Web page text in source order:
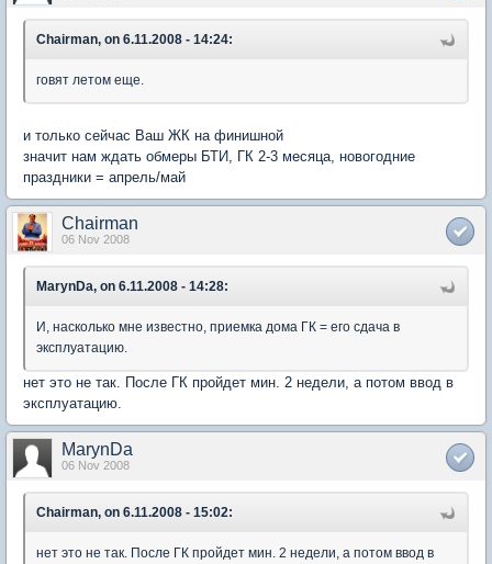
Chairman, on 6.11.2008 - 14:24:
говят летом еще.
и только сейчас Ваш ЖК на финишной
значит нам ждать обмеры БТИ, ГК 2-3 месяца, новогодние
праздники = апрель/май
Chairman
06 Nov 2008
MarynDa, on 6.11.2008 - 14:28:
И, насколько мне известно, приемка дома ГК = его сдача в
эксплуатацию.
нет это не так. После ГК пройдет мин. 2 недели, а потом ввод в
эксплуатацию.
MarynDa
06 Nov 2008
Chairman, on 6.11.2008 - 15:02:
нет это не так. После ГК пройдет мин. 2 недели, а потом ввод в